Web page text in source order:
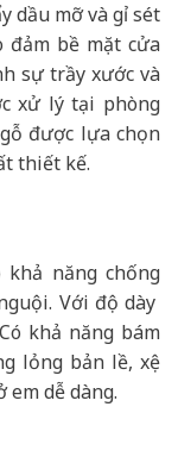
dầu mỡ và gỉ sét
bề mặt cửa
sự trầy xước và
xử lý tại phòng
được lựa chọn
thiết kế.
năng chống
Với độ dày
khả năng bám
lỏng bản lề, xệ
em dễ dàng.